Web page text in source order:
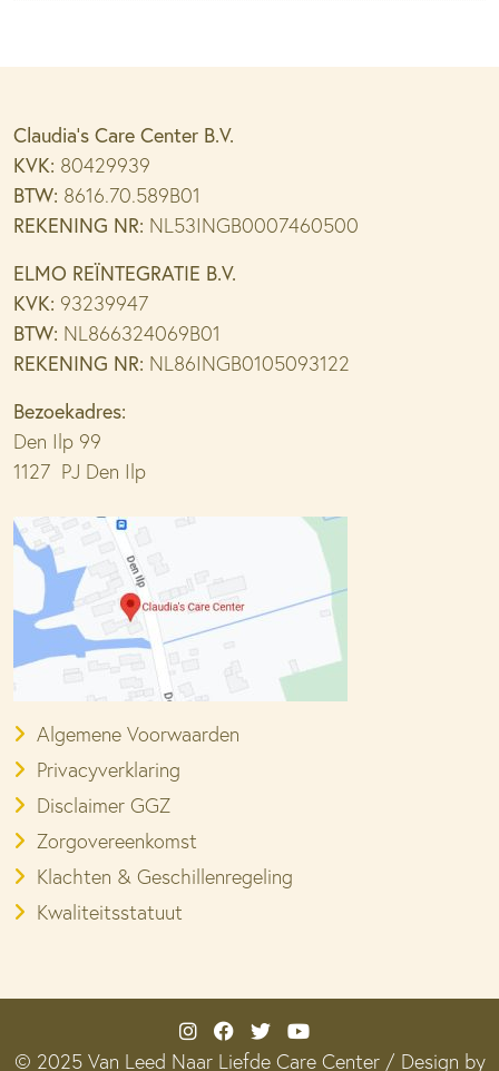
Claudia’s Care Center B.V.
KVK: 80429939
BTW: 8616.70.589B01
REKENING NR: NL53INGB0007460500
ELMO REÏNTEGRATIE B.V.
KVK: 93239947
BTW: NL866324069B01
REKENING NR: NL86INGB0105093122
Bezoekadres:
Den Ilp 99
1127 PJ Den Ilp
Algemene Voorwaarden
Privacyverklaring
Disclaimer GGZ
Zorgovereenkomst
Klachten & Geschillenregeling
Kwaliteitsstatuut
© 2025 Van Leed Naar Liefde Care Center / Design by